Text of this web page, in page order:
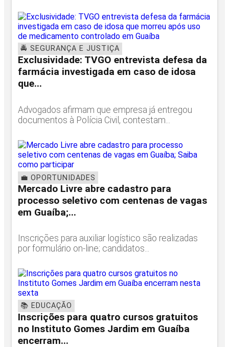
🚔 SEGURANÇA E JUSTIÇA
Exclusividade: TVGO entrevista defesa da
farmácia investigada em caso de idosa
que...
Advogados afirmam que empresa já entregou
documentos à Polícia Civil, contestam...
💼 OPORTUNIDADES
Mercado Livre abre cadastro para
processo seletivo com centenas de vagas
em Guaíba;...
Inscrições para auxiliar logístico são realizadas
por formulário on-line; candidatos...
📚 EDUCAÇÃO
Inscrições para quatro cursos gratuitos
no Instituto Gomes Jardim em Guaíba
encerram...